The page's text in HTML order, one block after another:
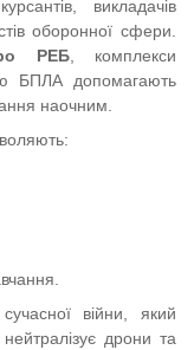
викладачів
оборонної сфери.
РЕБ, комплекси
БПЛА допомагають
наочним.
війни, який
дрони та